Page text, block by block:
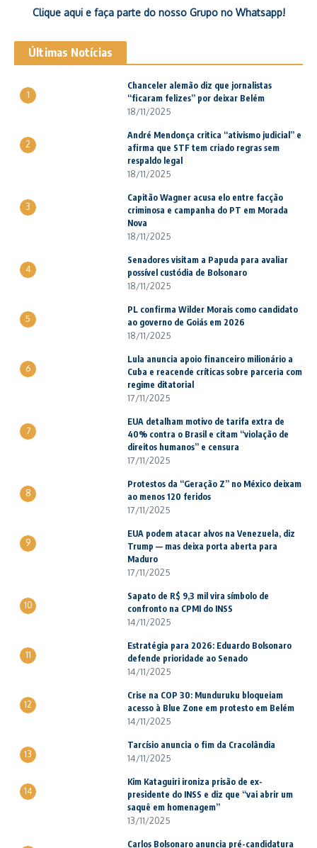
Clique aqui e faça parte do nosso Grupo no Whatsapp!
Últimas Notícias
1
Chanceler alemão diz que jornalistas
“ficaram felizes” por deixar Belém
18/11/2025
2
André Mendonça critica “ativismo judicial” e
afirma que STF tem criado regras sem
respaldo legal
18/11/2025
3
Capitão Wagner acusa elo entre facção
criminosa e campanha do PT em Morada
Nova
18/11/2025
4
Senadores visitam a Papuda para avaliar
possível custódia de Bolsonaro
18/11/2025
5
PL confirma Wilder Morais como candidato
ao governo de Goiás em 2026
18/11/2025
6
Lula anuncia apoio financeiro milionário a
Cuba e reacende críticas sobre parceria com
regime ditatorial
17/11/2025
7
EUA detalham motivo de tarifa extra de
40% contra o Brasil e citam “violação de
direitos humanos” e censura
17/11/2025
8
Protestos da “Geração Z” no México deixam
ao menos 120 feridos
17/11/2025
9
EUA podem atacar alvos na Venezuela, diz
Trump — mas deixa porta aberta para
Maduro
17/11/2025
10
Sapato de R$ 9,3 mil vira símbolo de
confronto na CPMI do INSS
14/11/2025
11
Estratégia para 2026: Eduardo Bolsonaro
defende prioridade ao Senado
14/11/2025
12
Crise na COP 30: Munduruku bloqueiam
acesso à Blue Zone em protesto em Belém
14/11/2025
13
Tarcísio anuncia o fim da Cracolândia
14/11/2025
14
Kim Kataguiri ironiza prisão de ex-
presidente do INSS e diz que “vai abrir um
saquê em homenagem”
13/11/2025
Carlos Bolsonaro anuncia pré-candidatura